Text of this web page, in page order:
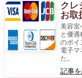
クレ
お取
美容室
と優
のポイ
電子マ
た。
記事